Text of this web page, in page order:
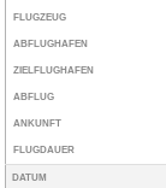
FLUGZEUG
ABFLUGHAFEN
ZIELFLUGHAFEN
ABFLUG
ANKUNFT
FLUGDAUER
DATUM